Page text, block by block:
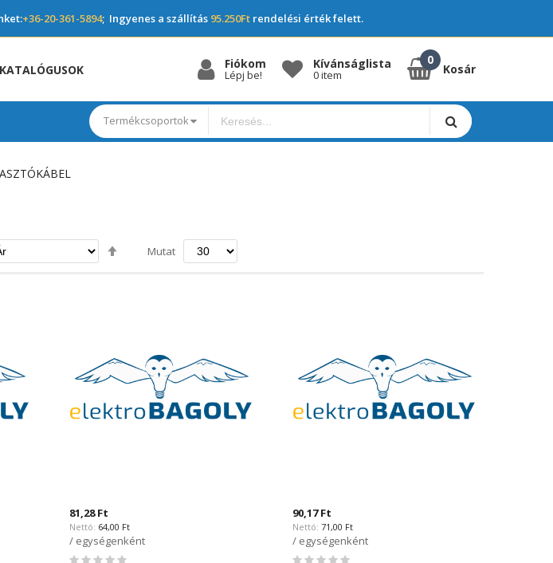
+36-20-361-5894; Ingyenes a szállítás 95.250Ft rendelési érték felett.
KATALÓGUSOK Fiókom
Lépj be!
Kívánságlista
0 item Kosár
Termékcsoportok
Csökkenő
Mutat
81,28 Ft
64,00 Ft
/ egységenként
Rating:
90,17 Ft
71,00 Ft
/ egységenként
Rating: